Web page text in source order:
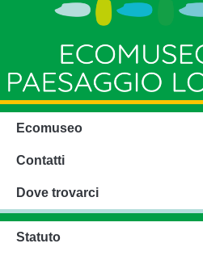
Ecomuseo
Contatti
Dove trovarci
Statuto